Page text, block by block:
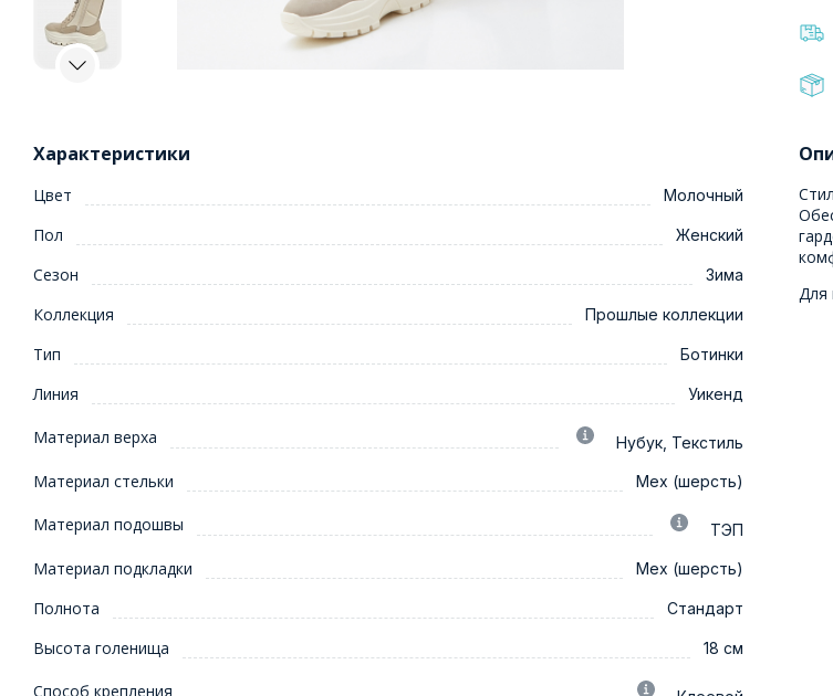
Характеристики
Цвет Молочный
Пол Женский
Сезон Зима
Коллекция Прошлые коллекции
Тип Ботинки
Линия Уикенд
Материал верха Нубук, Текстиль
Материал стельки Мех (шерсть)
Материал подошвы ТЭП
Материал подкладки Мех (шерсть)
Полнота Стандарт
Высота голенища 18 см
Способ крепления
Для